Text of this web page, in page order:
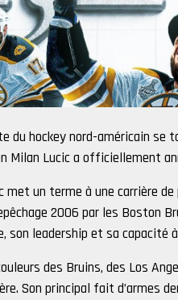
du hockey nord-américain se
Milan Lucic a officiellement
met un terme à une carrière
2006 par les Boston
son leadership et sa capacité
des Bruins, des Los
Son principal fait d’armes